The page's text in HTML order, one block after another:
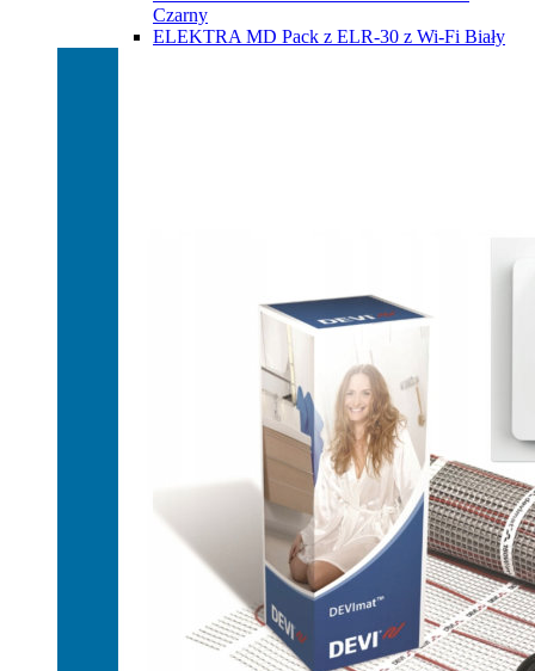
Czarny
ELEKTRA MD Pack z ELR-30 z Wi-Fi Biały